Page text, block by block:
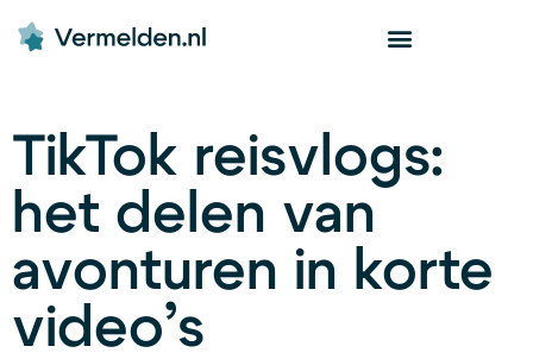
TikTok reisvlogs:
het delen van
avonturen in korte
video’s